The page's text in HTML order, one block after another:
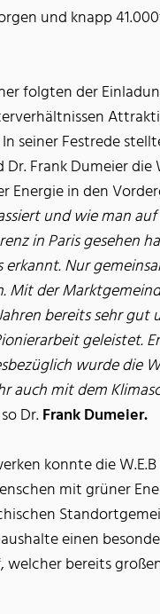
und knapp
folgten der
seiner Festrede
Dr. Frank Dumeier
Energie in den
und wie man
in Paris gesehen
Nur
Mit der
bereits sehr gut
geleistet.
wurde die
auch mit dem
so Dr. Frank Dumeier.
konnte die
mit grüner
einen
welcher bereits